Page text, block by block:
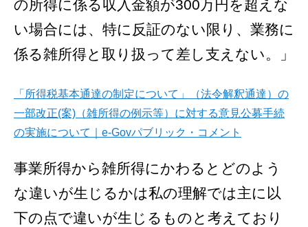
の所得に係る収入金額が300万円を超えな
い場合には、特に反証のない限り、業務に
係る雑所得と取り扱って差し支えない。」
「所得税基本通達の制定について」（法令解釈通達）の
一部改正(案)（雑所得の例示等）に対する意見公募手続
の実施について｜e-Govパブリック・コメント
事業所得から雑所得にかわるとどのよう
な違いが生じるかは私の理解では主に以
下の点で違いが生じるものと考えており